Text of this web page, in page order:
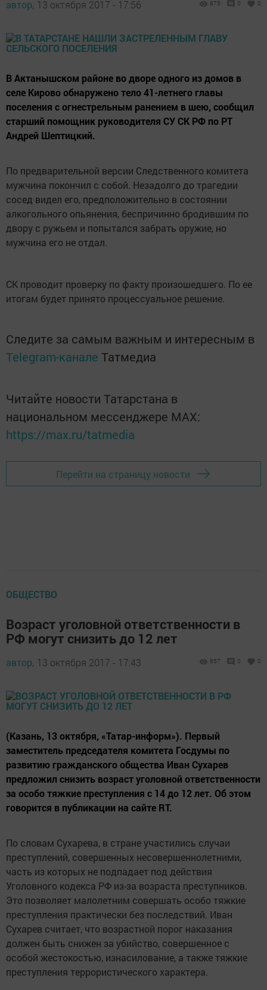
автор, 13 октября 2017 - 17:56 873 0 0
В Актанышском районе во дворе одного из домов в
селе Кирово обнаружено тело 41-летнего главы
поселения с огнестрельным ранением в шею, сообщил
старший помощник руководителя СУ СК РФ по РТ
Андрей Шептицкий.
По предварительной версии Следственного комитета
мужчина покончил с собой. Незадолго до трагедии
сосед видел его, предположительно в состоянии
алкогольного опьянения, беспричинно бродившим по
двору с ружьем и попытался забрать оружие, но
мужчина его не отдал.
СК проводит проверку по факту произошедшего. По ее
итогам будет принято процессуальное решение.
Следите за самым важным и интересным в
Telegram-канале Татмедиа
Читайте новости Татарстана в
национальном мессенджере MАХ:
https://max.ru/tatmedia
Перейти на страницу новости
ОБЩЕСТВО
Возраст уголовной ответственности в
РФ могут снизить до 12 лет
автор, 13 октября 2017 - 17:43 857 0 0
(Казань, 13 октября, «Татар-информ»). Первый
заместитель председателя комитета Госдумы по
развитию гражданского общества Иван Сухарев
предложил снизить возраст уголовной ответственности
за особо тяжкие преступления с 14 до 12 лет. Об этом
говорится в публикации на сайте RT.
По словам Сухарева, в стране участились случаи
преступлений, совершенных несовершеннолетними,
часть из которых не подпадает под действия
Уголовного кодекса РФ из-за возраста преступников.
Это позволяет малолетним совершать особо тяжкие
преступления практически без последствий. Иван
Сухарев считает, что возрастной порог наказания
должен быть снижен за убийство, совершенное с
особой жестокостью, изнасилование, а также тяжкие
преступления террористического характера.